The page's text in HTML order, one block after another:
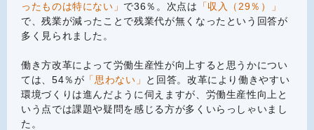
ったものは特にない」 で36％。次点は 「収入（29％）」
で、残業が減ったことで残業代が無くなったという回答が
多く見られました。
働き方改革によって労働生産性が向上すると思うかについ
ては、54％が 「思わない」
と回答。改革により働きやすい
環境づくりは進んだように伺えますが、労働生産性向上と
いう点では課題や疑問を感じる方が多くいらっしゃいまし
た。